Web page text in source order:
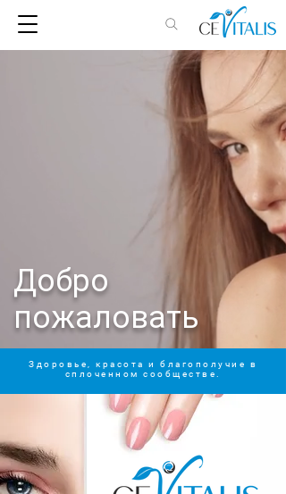
Добро
пожаловать
Здоровье, красота и благополучие в
сплоченном сообществе.